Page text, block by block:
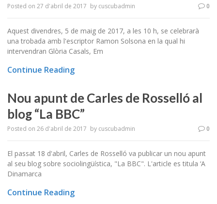
Posted on 27 d'abril de 2017 by cuscubadmin 0
Aquest divendres, 5 de maig de 2017, a les 10 h, se celebrarà
una trobada amb l'escriptor Ramon Solsona en la qual hi
intervendran Glòria Casals, Em
Continue Reading
Nou apunt de Carles de Rosselló al
blog “La BBC”
Posted on 26 d'abril de 2017 by cuscubadmin 0
El passat 18 d'abril, Carles de Rosselló va publicar un nou apunt
al seu blog sobre sociolingüística, "La BBC". L'article es titula ‘A
Dinamarca
Continue Reading